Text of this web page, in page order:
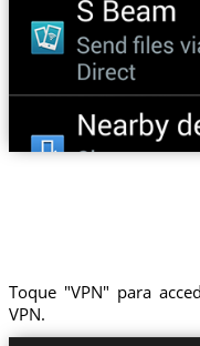
Toque "VPN" para
VPN.